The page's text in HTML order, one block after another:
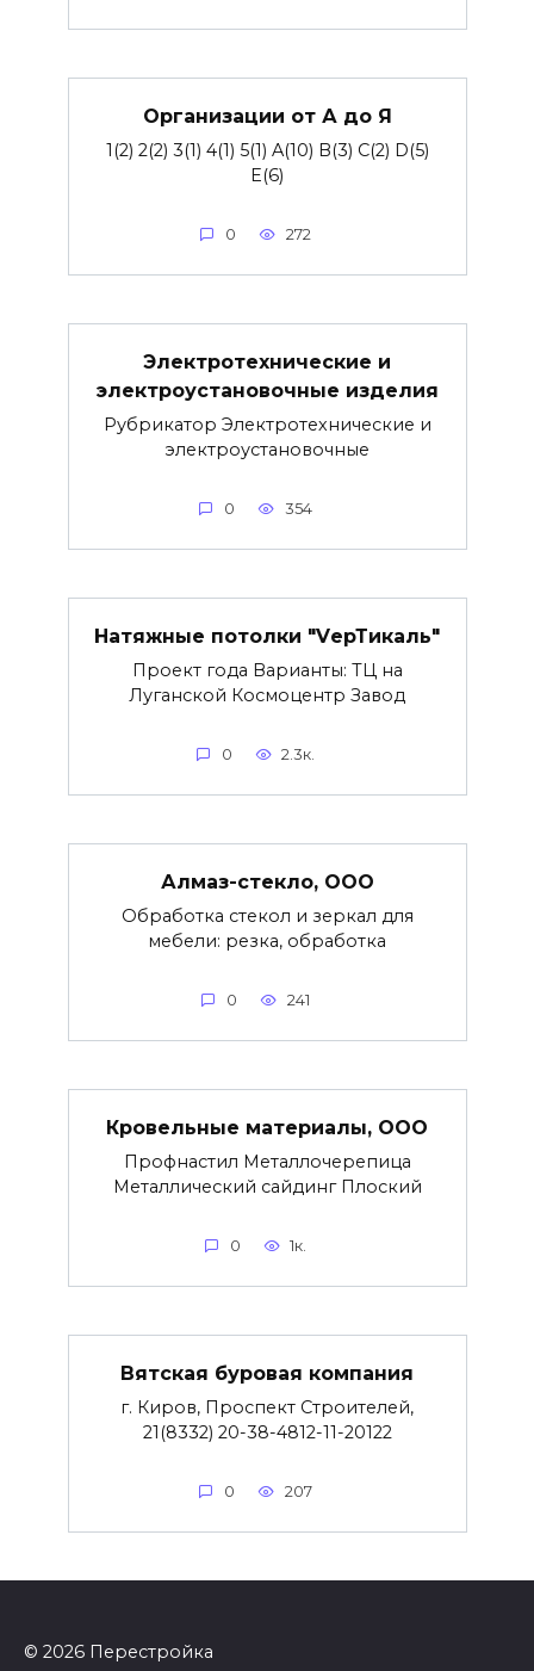
Организации от А до Я
1(2) 2(2) 3(1) 4(1) 5(1) A(10) B(3) C(2) D(5)
E(6)
0 272
Электротехнические и
электроустановочные изделия
Рубрикатор Электротехнические и
электроустановочные
0 354
Натяжные потолки "VерТикаль"
Проект года Варианты: ТЦ на
Луганской Космоцентр Завод
0 2.3к.
Алмаз-стекло, ООО
Обработка стекол и зеркал для
мебели: резка, обработка
0 241
Кровельные материалы, ООО
Профнастил Металлочерепица
Металлический сайдинг Плоский
0 1к.
Вятская буровая компания
г. Киров, Проспект Строителей,
21(8332) 20-38-4812-11-20122
0 207
© 2026 Перестройка